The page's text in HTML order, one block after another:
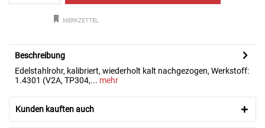
MERKZETTEL
Beschreibung
Edelstahlrohr, kalibriert, wiederholt kalt nachgezogen, Werkstoff:
1.4301 (V2A, TP304,... mehr
Kunden kauften auch